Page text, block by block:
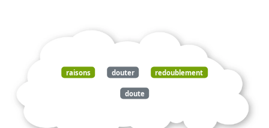
raisons douter redoublement
doute